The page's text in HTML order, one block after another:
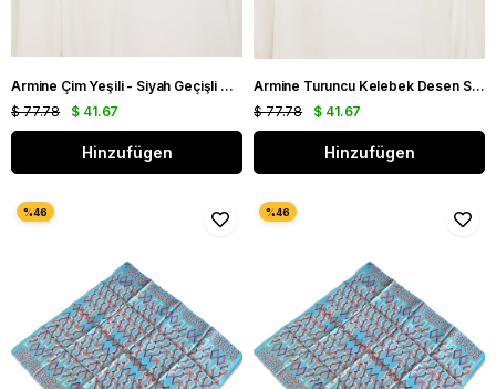
Armine Çim Yeşili - Siyah Geçişli Çiçek Desen Tivil İpek Eşarp 9124 - 53
$ 41.67
$ 77.78
Hinzufügen
Armine Turuncu Kelebek Desen Sura İpek Eşarp 9146 - 02
$ 41.67
$ 77.78
Hinzufügen